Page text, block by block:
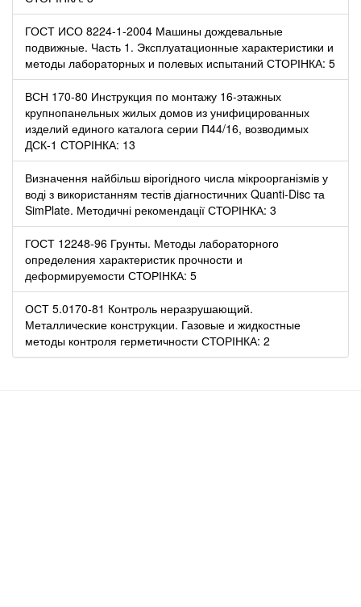
ГОСТ ИСО 8224-1-2004 Машины дождевальные
подвижные. Часть 1. Эксплуатационные характеристики и
методы лабораторных и полевых испытаний СТОРІНКА: 5
ВСН 170-80 Инструкция по монтажу 16-этажных
крупнопанельных жилых домов из унифицированных
изделий единого каталога серии П44/16, возводимых
ДСК-1 СТОРІНКА: 13
Визначення найбільш вірогідного числа мікроорганізмів у
воді з використанням тестів діагностичних Quanti-Disc та
SimPlate. Методичні рекомендації СТОРІНКА: 3
ГОСТ 12248-96 Грунты. Методы лабораторного
определения характеристик прочности и
деформируемости СТОРІНКА: 5
ОСТ 5.0170-81 Контроль неразрушающий.
Металлические конструкции. Газовые и жидкостные
методы контроля герметичности СТОРІНКА: 2